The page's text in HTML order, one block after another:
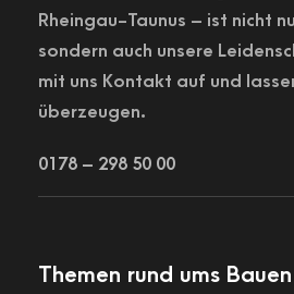
Rheingau-Taunus – ist nicht
sondern auch unsere
mit uns Kontakt auf und
überzeugen.
0178 – 298 50 00
Themen rund ums Bauen